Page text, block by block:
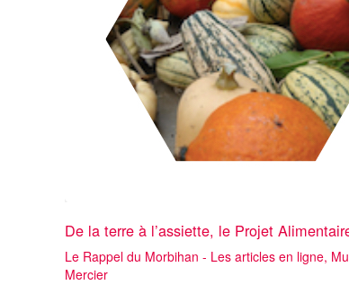
De la terre à l’assiette, le Projet
Le Rappel du Morbihan - Les articles en ligne,
Mercier